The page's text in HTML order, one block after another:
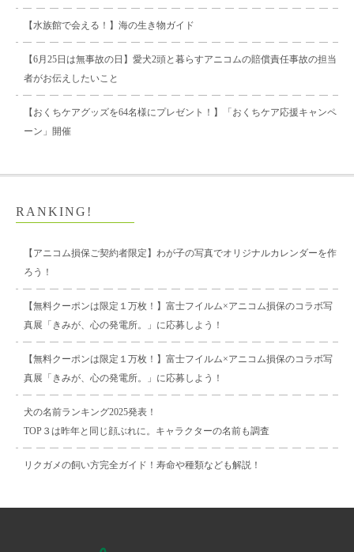
【水族館で会える！】海の生き物ガイド
【6月25日は無事故の日】愛犬2頭と暮らすアニコムの賠償責任事故の担当
者がお伝えしたいこと
【おくちケアグッズを64名様にプレゼント！】「おくちケア応援キャンペ
ーン」開催
RANKING!
【アニコム損保ご契約者限定】わが子の写真でオリジナルカレンダーを作
ろう！
【無料クーポンは限定１万枚！】富士フイルム×アニコム損保のコラボ写
真展「きみが、心の発電所。」に応募しよう！
【無料クーポンは限定１万枚！】富士フイルム×アニコム損保のコラボ写
真展「きみが、心の発電所。」に応募しよう！
犬の名前ランキング2025発表！
TOP３は昨年と同じ顔ぶれに。キャラクターの名前も調査
リクガメの飼い方完全ガイド！寿命や種類なども解説！